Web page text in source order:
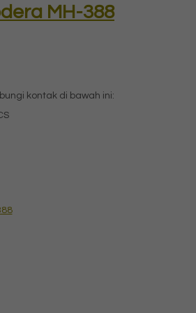
MH-388
kontak di bawah ini: